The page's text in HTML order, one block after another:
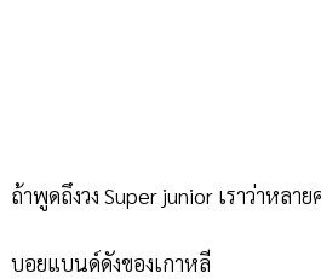
ถ้าพูดถึงวง Super junior เราว่าหลา
บอยแบนด์ดังของเกาหลี